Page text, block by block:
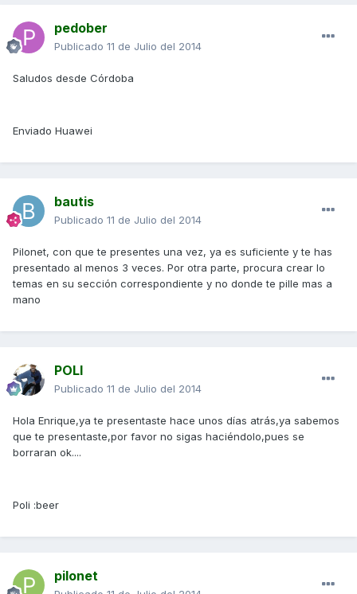
pedober
Publicado 11 de Julio del 2014
Saludos desde Córdoba
Enviado Huawei
bautis
Publicado 11 de Julio del 2014
Pilonet, con que te presentes una vez, ya es suficiente y te has
presentado al menos 3 veces. Por otra parte, procura crear lo
temas en su sección correspondiente y no donde te pille mas a
mano
POLI
Publicado 11 de Julio del 2014
Hola Enrique,ya te presentaste hace unos días atrás,ya sabemos
que te presentaste,por favor no sigas haciéndolo,pues se
borraran ok....
Poli :beer
pilonet